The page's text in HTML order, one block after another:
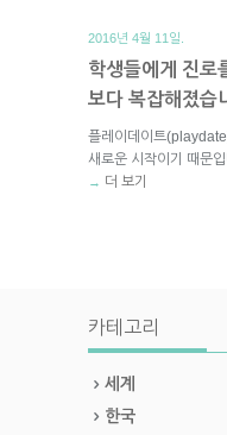
2016년 4월 11일.
학생들에게 진로
보다 복잡해졌습
플레이데이트
새로운 시작이기 때문입
→ 더 보기
카테고리
세계
한국